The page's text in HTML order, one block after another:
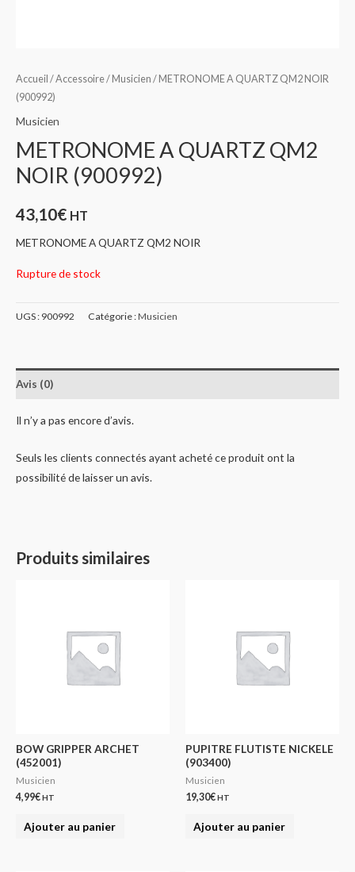
Accueil /Accessoire/ Musicien / METRONOME A QUARTZ QM2 NOIR
(900992)
Musicien
METRONOME A QUARTZ QM2
NOIR (900992)
43,10€ HT
METRONOME A QUARTZ QM2 NOIR
Rupture de stock
UGS : 900992 Catégorie :Musicien
Avis (0)
Il n’y a pas encore d’avis.
Seuls les clients connectés ayant acheté ce produit ont la
possibilité de laisser un avis.
Produits similaires
BOW GRIPPER ARCHET
(452001)
Musicien
4,99€HT
Ajouter au panier
PUPITRE FLUTISTE NICKELE
(903400)
Musicien
19,30€HT
Ajouter au panier